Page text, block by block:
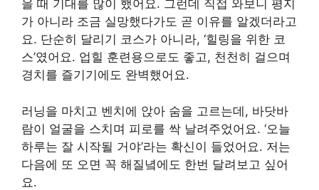
을 때 기대를 많이 했어요. 그런데 직접 와보니 평지
가 아니라 조금 실망했다가도 곧 이유를 알겠더라고
요. 단순히 달리기 코스가 아니라, ‘힐링을 위한 코
스’였어요. 업힐 훈련용으로도 좋고, 천천히 걸으며
경치를 즐기기에도 완벽했어요.
러닝을 마치고 벤치에 앉아 숨을 고르는데, 바닷바
람이 얼굴을 스치며 피로를 싹 날려주었어요. ‘오늘
하루는 잘 시작될 거야’라는 확신이 들었어요. 저는
다음에 또 오면 꼭 해질녘에도 한번 달려보고 싶어
요.